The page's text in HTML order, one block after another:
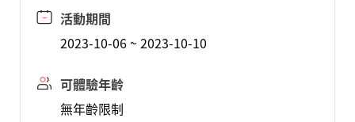
活動期間
2023-10-06 ~ 2023-10-10
可體驗年齡
無年齡限制